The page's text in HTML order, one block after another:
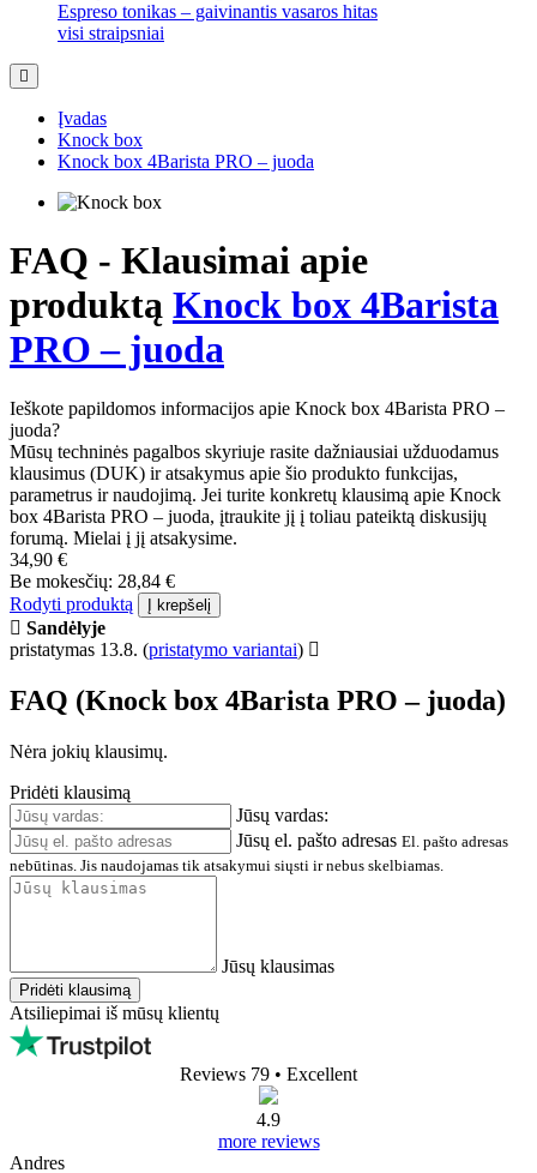
Espreso tonikas – gaivinantis vasaros hitas
visi straipsniai
Įvadas
Knock box
Knock box 4Barista PRO – juoda
FAQ - Klausimai apie
produktą Knock box 4Barista
PRO – juoda
Ieškote papildomos informacijos apie Knock box 4Barista PRO –
juoda?
Mūsų techninės pagalbos skyriuje rasite dažniausiai užduodamus
klausimus (DUK) ir atsakymus apie šio produkto funkcijas,
parametrus ir naudojimą. Jei turite konkretų klausimą apie Knock
box 4Barista PRO – juoda, įtraukite jį į toliau pateiktą diskusijų
forumą. Mielai į jį atsakysime.
34,90 €
Be mokesčių: 28,84 €
Rodyti produktą
Į krepšelį
Sandėlyje
pristatymas 13.8. (pristatymo variantai)
FAQ (Knock box 4Barista PRO – juoda)
Nėra jokių klausimų.
Pridėti klausimą
Jūsų vardas:
Jūsų el. pašto adresas El. pašto adresas
nebūtinas. Jis naudojamas tik atsakymui siųsti ir nebus skelbiamas.
Jūsų klausimas
Pridėti klausimą
Atsiliepimai iš mūsų klientų
Reviews 79 • Excellent
4.9
more reviews
Andres